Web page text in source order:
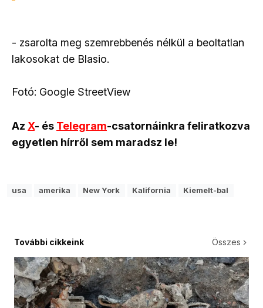
- zsarolta meg szemrebbenés nélkül a beoltatlan
lakosokat de Blasio.
Fotó: Google StreetView
Az X- és Telegram-csatornáinkra feliratkozva
egyetlen hírről sem maradsz le!
usa amerika New York Kalifornia Kiemelt-bal
További cikkeink Összes